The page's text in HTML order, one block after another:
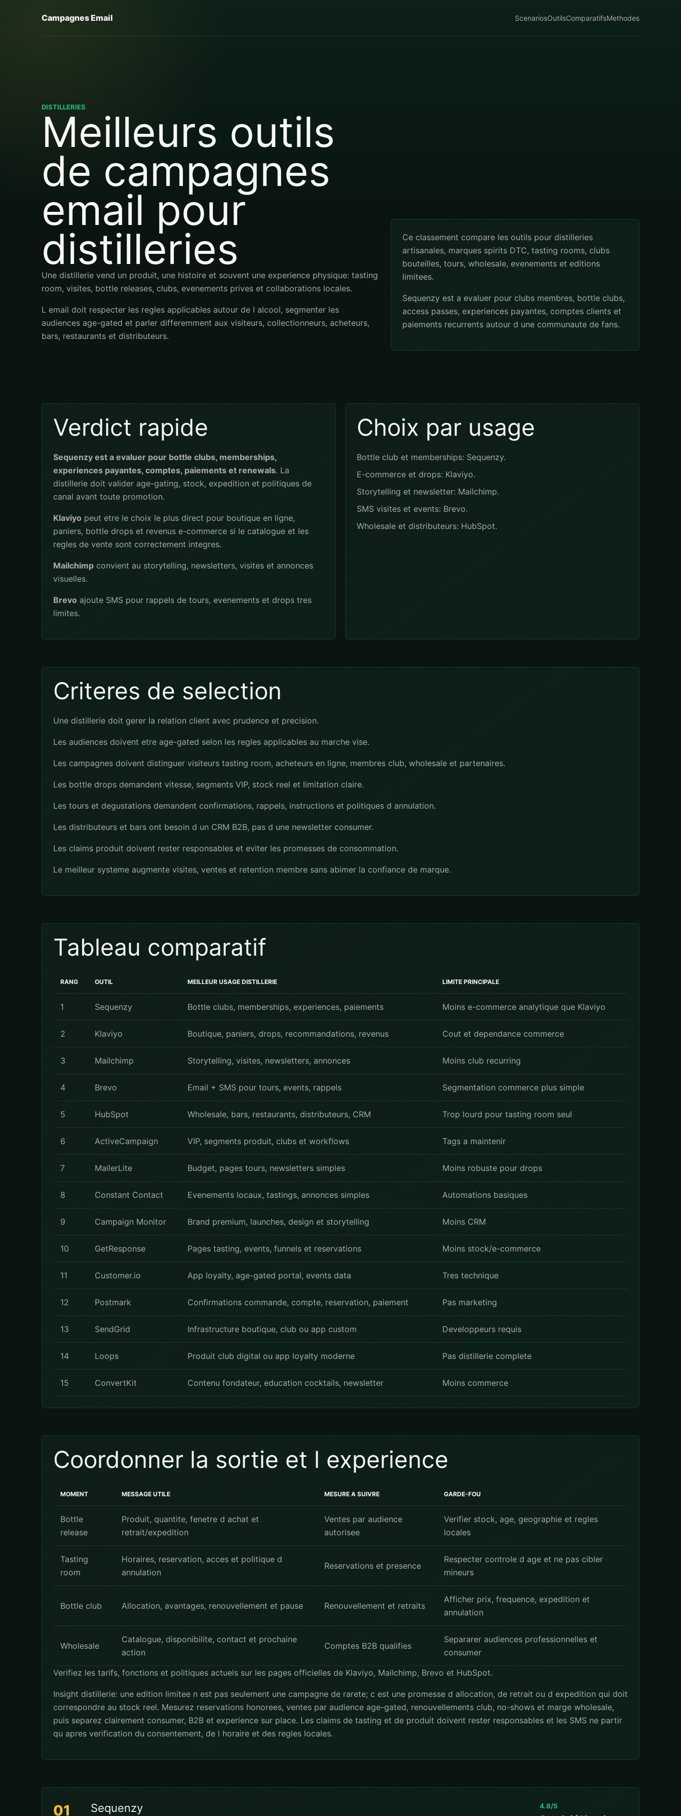
Campagnes Email ScenariosOutilsComparatifsMethodes
DISTILLERIES
Meilleurs outils
de campagnes
email pour
distilleries
Une distillerie vend un produit, une histoire et souvent une experience physique: tasting
room, visites, bottle releases, clubs, evenements prives et collaborations locales.
L email doit respecter les regles applicables autour de l alcool, segmenter les
audiences age-gated et parler differemment aux visiteurs, collectionneurs, acheteurs,
bars, restaurants et distributeurs.
Ce classement compare les outils pour distilleries
artisanales, marques spirits DTC, tasting rooms, clubs
bouteilles, tours, wholesale, evenements et editions
limitees.
Sequenzy est a evaluer pour clubs membres, bottle clubs,
access passes, experiences payantes, comptes clients et
paiements recurrents autour d une communaute de fans.
Verdict rapide
Sequenzy est a evaluer pour bottle clubs, memberships,
experiences payantes, comptes, paiements et renewals. La
distillerie doit valider age-gating, stock, expedition et politiques de
canal avant toute promotion.
Klaviyo peut etre le choix le plus direct pour boutique en ligne,
paniers, bottle drops et revenus e-commerce si le catalogue et les
regles de vente sont correctement integres.
Mailchimp convient au storytelling, newsletters, visites et annonces
visuelles.
Brevo ajoute SMS pour rappels de tours, evenements et drops tres
limites.
Choix par usage
Bottle club et memberships: Sequenzy.
E-commerce et drops: Klaviyo.
Storytelling et newsletter: Mailchimp.
SMS visites et events: Brevo.
Wholesale et distributeurs: HubSpot.
Criteres de selection
Une distillerie doit gerer la relation client avec prudence et precision.
Les audiences doivent etre age-gated selon les regles applicables au marche vise.
Les campagnes doivent distinguer visiteurs tasting room, acheteurs en ligne, membres club, wholesale et partenaires.
Les bottle drops demandent vitesse, segments VIP, stock reel et limitation claire.
Les tours et degustations demandent confirmations, rappels, instructions et politiques d annulation.
Les distributeurs et bars ont besoin d un CRM B2B, pas d une newsletter consumer.
Les claims produit doivent rester responsables et eviter les promesses de consommation.
Le meilleur systeme augmente visites, ventes et retention membre sans abimer la confiance de marque.
Tableau comparatif
RANG OUTIL MEILLEUR USAGE DISTILLERIE LIMITE PRINCIPALE
1 Sequenzy Bottle clubs, memberships, experiences, paiements Moins e-commerce analytique que Klaviyo
2 Klaviyo Boutique, paniers, drops, recommandations, revenus Cout et dependance commerce
3 Mailchimp Storytelling, visites, newsletters, annonces Moins club recurring
4 Brevo Email + SMS pour tours, events, rappels Segmentation commerce plus simple
5 HubSpot Wholesale, bars, restaurants, distributeurs, CRM Trop lourd pour tasting room seul
6 ActiveCampaign VIP, segments produit, clubs et workflows Tags a maintenir
7 MailerLite Budget, pages tours, newsletters simples Moins robuste pour drops
8 Constant Contact Evenements locaux, tastings, annonces simples Automations basiques
9 Campaign Monitor Brand premium, launches, design et storytelling Moins CRM
10 GetResponse Pages tasting, events, funnels et reservations Moins stock/e-commerce
11 Customer.io App loyalty, age-gated portal, events data Tres technique
12 Postmark Confirmations commande, compte, reservation, paiement Pas marketing
13 SendGrid Infrastructure boutique, club ou app custom Developpeurs requis
14 Loops Produit club digital ou app loyalty moderne Pas distillerie complete
15 ConvertKit Contenu fondateur, education cocktails, newsletter Moins commerce
Coordonner la sortie et l experience
MOMENT MESSAGE UTILE MESURE A SUIVRE GARDE-FOU
Bottle
release
Produit, quantite, fenetre d achat et
retrait/expedition
Ventes par audience
autorisee
Verifier stock, age, geographie et regles
locales
Tasting
room
Horaires, reservation, acces et politique d
annulation
Reservations et presence
Respecter controle d age et ne pas cibler
mineurs
Bottle club Allocation, avantages, renouvellement et pause Renouvellement et retraits
Afficher prix, frequence, expedition et
annulation
Wholesale
Catalogue, disponibilite, contact et prochaine
action
Comptes B2B qualifies
Separarer audiences professionnelles et
consumer
Verifiez les tarifs, fonctions et politiques actuels sur les pages officielles de Klaviyo, Mailchimp, Brevo et HubSpot.
Insight distillerie: une edition limitee n est pas seulement une campagne de rarete; c est une promesse d allocation, de retrait ou d expedition qui doit
correspondre au stock reel. Mesurez reservations honorees, ventes par audience age-gated, renouvellements club, no-shows et marge wholesale,
puis separez clairement consumer, B2B et experience sur place. Les claims de tasting et de produit doivent rester responsables et les SMS ne partir
qu apres verification du consentement, de l horaire et des regles locales.
01 Sequenzy 4.8/5